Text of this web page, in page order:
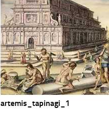
artemis_tapinagi_1